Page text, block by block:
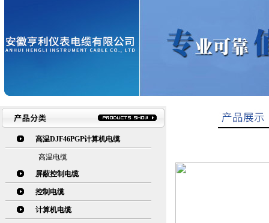
高温DJF46PGP计算机电缆
高温电缆
屏蔽控制电缆
控制电缆
计算机电缆